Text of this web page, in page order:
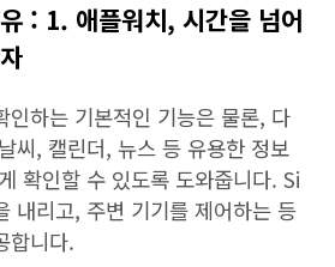
: 1. 애플워치, 시간을 넘어
인하는 기본적인 기능은 물론, 다
씨, 캘린더, 뉴스 등 유용한 정보
확인할 수 있도록 도와줍니다. Si
내리고, 주변 기기를 제어하는 등
합니다.